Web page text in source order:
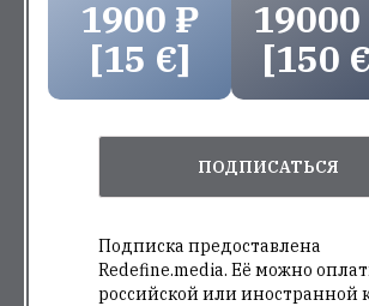
1900 ₽
[15 €]
[150
ПОДПИСАТЬСЯ
Подписка предоставлена
Redefine.media. Её можно
российской или иностранной